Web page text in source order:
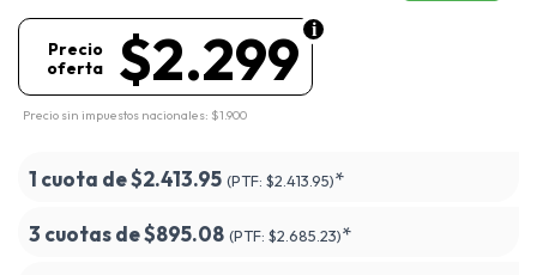
$2.299
Precio
oferta
Precio sin impuestos nacionales: $1.900
1 cuota de$2.413.95 (PTF: $2.413.95)*
3 cuotas de$895.08 (PTF: $2.685.23)*